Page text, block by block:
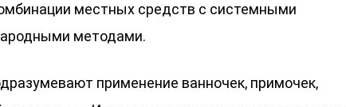
местных средств с системными
методами.
применение ванночек, примочек,